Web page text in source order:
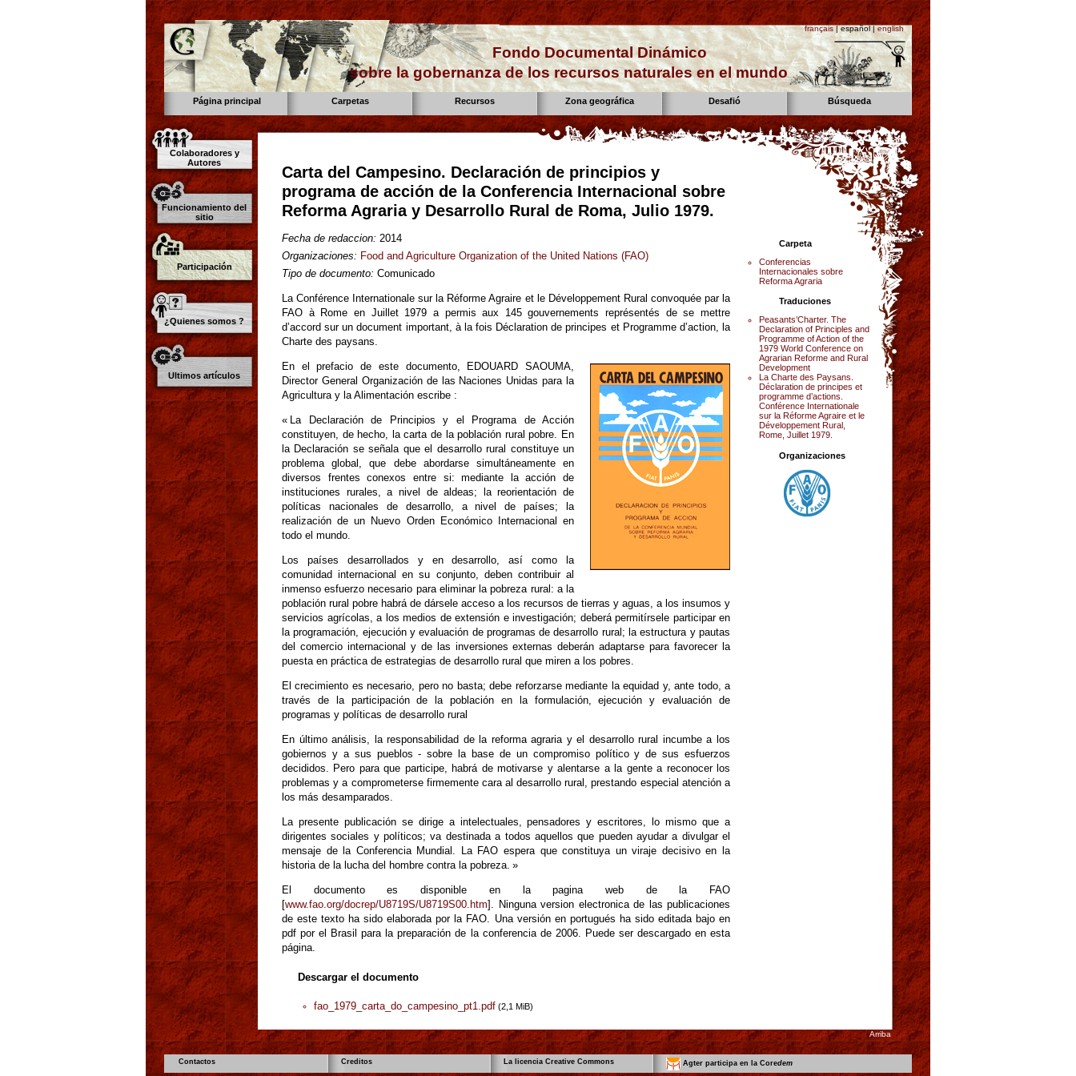
français| español |english
Fondo Documental Dinámico
sobre la gobernanza de los recursos naturales en el mundo
Página principal Carpetas Recursos Zona geográfica Desafió Búsqueda
Colaboradores y
Autores
Funcionamiento del
sitio
Participación
¿Quienes somos ?
Ultimos artículos
Carta del Campesino. Declaración de principios y
programa de acción de la Conferencia Internacional sobre
Reforma Agraria y Desarrollo Rural de Roma, Julio 1979.
Fecha de redaccion: 2014
Organizaciones: Food and Agriculture Organization of the United Nations (FAO)
Tipo de documento: Comunicado
La Conférence Internationale sur la Réforme Agraire et le Développement Rural convoquée par la
FAO à Rome en Juillet 1979 a permis aux 145 gouvernements représentés de se mettre
d’accord sur un document important, à la fois Déclaration de principes et Programme d’action, la
Charte des paysans.
En el prefacio de este documento, EDOUARD SAOUMA,
Director General Organización de las Naciones Unidas para la
Agricultura y la Alimentación escribe :
« La Declaración de Principios y el Programa de Acción
constituyen, de hecho, la carta de la población rural pobre. En
la Declaración se señala que el desarrollo rural constituye un
problema global, que debe abordarse simultáneamente en
diversos frentes conexos entre si: mediante la acción de
instituciones rurales, a nivel de aldeas; la reorientación de
políticas nacionales de desarrollo, a nivel de países; la
realización de un Nuevo Orden Económico Internacional en
todo el mundo.
Los países desarrollados y en desarrollo, así como la
comunidad internacional en su conjunto, deben contribuir al
inmenso esfuerzo necesario para eliminar la pobreza rural: a la
población rural pobre habrá de dársele acceso a los recursos de tierras y aguas, a los insumos y
servicios agrícolas, a los medios de extensión e investigación; deberá permitírsele participar en
la programación, ejecución y evaluación de programas de desarrollo rural; la estructura y pautas
del comercio internacional y de las inversiones externas deberán adaptarse para favorecer la
puesta en práctica de estrategias de desarrollo rural que miren a los pobres.
El crecimiento es necesario, pero no basta; debe reforzarse mediante la equidad y, ante todo, a
través de la participación de la población en la formulación, ejecución y evaluación de
programas y políticas de desarrollo rural
En último análisis, la responsabilidad de la reforma agraria y el desarrollo rural incumbe a los
gobiernos y a sus pueblos - sobre la base de un compromiso político y de sus esfuerzos
decididos. Pero para que participe, habrá de motivarse y alentarse a la gente a reconocer los
problemas y a comprometerse firmemente cara al desarrollo rural, prestando especial atención a
los más desamparados.
La presente publicación se dirige a intelectuales, pensadores y escritores, lo mismo que a
dirigentes sociales y políticos; va destinada a todos aquellos que pueden ayudar a divulgar el
mensaje de la Conferencia Mundial. La FAO espera que constituya un viraje decisivo en la
historia de la lucha del hombre contra la pobreza. »
El documento es disponible en la pagina web de la FAO
[www.fao.org/docrep/U8719S/U8719S00.htm]. Ninguna version electronica de las publicaciones
de este texto ha sido elaborada por la FAO. Una versión en portugués ha sido editada bajo en
pdf por el Brasil para la preparación de la conferencia de 2006. Puede ser descargado en esta
página.
Descargar el documento
fao_1979_carta_do_campesino_pt1.pdf (2,1 MiB)
Carpeta
Conferencias
Internacionales sobre
Reforma Agraria
Traduciones
Peasants’Charter. The
Declaration of Principles and
Programme of Action of the
1979 World Conference on
Agrarian Reforme and Rural
Development
La Charte des Paysans.
Déclaration de principes et
programme d’actions.
Conférence Internationale
sur la Réforme Agraire et le
Développement Rural,
Rome, Juillet 1979.
Organizaciones
Arriba
Contactos Creditos La licencia Creative Commons Agter participa en la Coredem